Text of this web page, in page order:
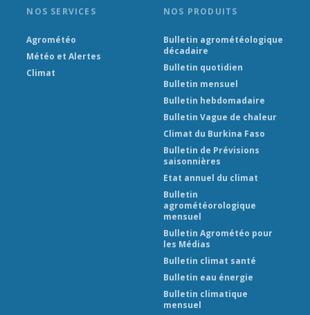
NOS SERVICES
Agrométéo
Météo et Alertes
Climat
NOS PRODUITS
Bulletin agrométéologique
décadaire
Bulletin quotidien
Bulletin mensuel
Bulletin hebdomadaire
Bulletin Vague de chaleur
Climat du Burkina Faso
Bulletin de Prévisions
saisonnières
Etat annuel du climat
Bulletin
agrométéorologique
mensuel
Bulletin Agrométéo pour
les Médias
Bulletin climat santé
Bulletin eau énergie
Bulletin climatique
mensuel